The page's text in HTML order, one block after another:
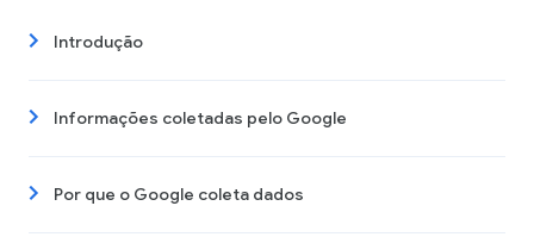
Introdução
Informações coletadas pelo Google
Por que o Google coleta dados